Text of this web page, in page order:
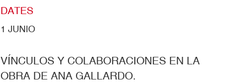
DATES
1 JUNIO
VÍNCULOS Y COLABORACIONES EN LA
OBRA DE ANA GALLARDO.